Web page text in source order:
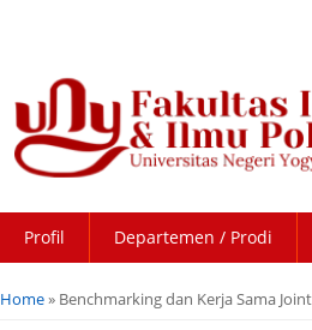
Profil Departemen / Prodi
You are here
Home» Benchmarking dan Kerja Sama